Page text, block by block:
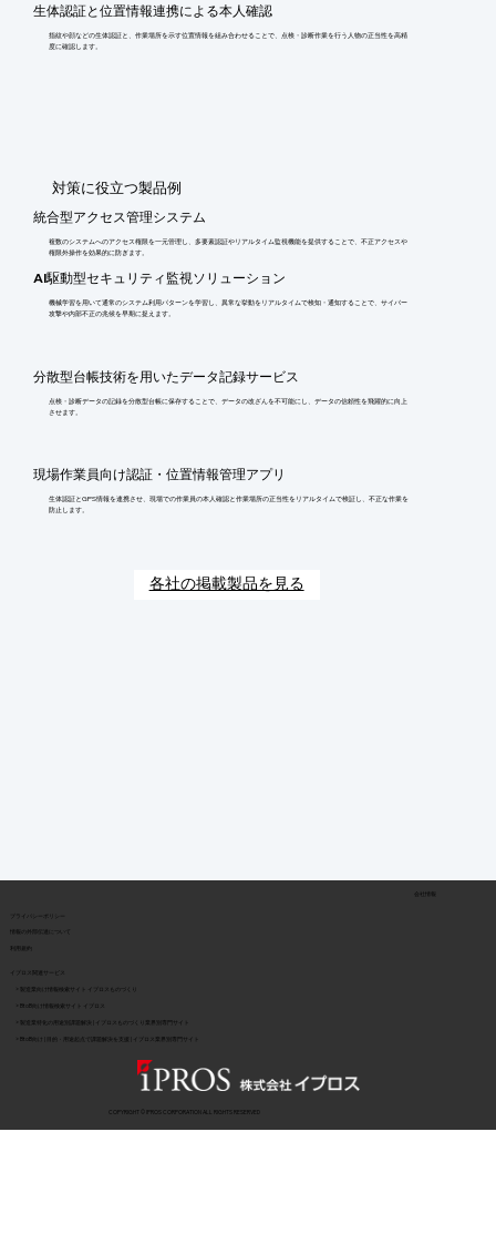
生体認証と位置情報連携による本人確認
指紋や顔などの生体認証と、作業場所を示す位置情報を組み合わせることで、点検・診断作業を行う人物の正当性を高精
度に確認します。
​対策に役立つ製品例
統合型アクセス管理システム
複数のシステムへのアクセス権限を一元管理し、多要素認証やリアルタイム監視機能を提供することで、不正アクセスや
権限外操作を効果的に防ぎます。
AI駆動型セキュリティ監視ソリューション
機械学習を用いて通常のシステム利用パターンを学習し、異常な挙動をリアルタイムで検知・通知することで、サイバー
攻撃や内部不正の兆候を早期に捉えます。
分散型台帳技術を用いたデータ記録サービス
点検・診断データの記録を分散型台帳に保存することで、データの改ざんを不可能にし、データの信頼性を飛躍的に向上
させます。
現場作業員向け認証・位置情報管理アプリ
生体認証とGPS情報を連携させ、現場での作業員の本人確認と作業場所の正当性をリアルタイムで検証し、不正な作業を
防止します。
各社の掲載製品を見る
​情報の外部伝達について
会社情報
COPYRIGHT © IPROS CORPORATION ALL RIGHTS RESERVED
> 製造業特化の用途別課題解決 | イプロスものづくり業界別専門サイト
> BtoB向け情報検索サイト イプロス
> BtoB向け | 目的・用途起点で課題解決を支援 | イプロス業界別専門サイト
> 製造業向け情報検索サイト イプロスものづくり
イプロス関連サービス